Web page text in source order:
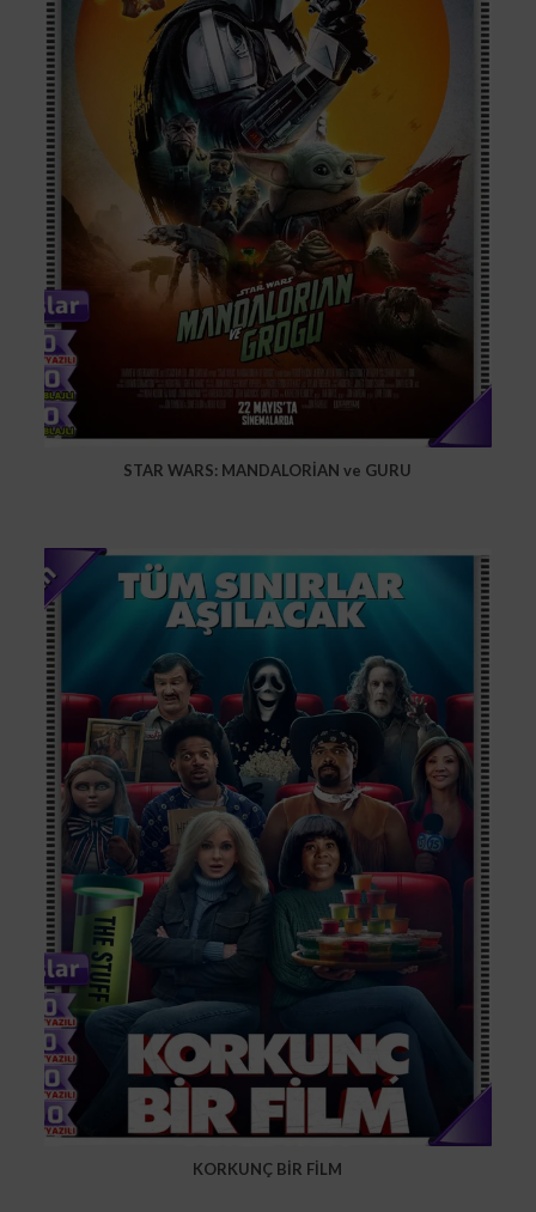
STAR WARS: MANDALORİAN ve GURU
KORKUNÇ BİR FİLM